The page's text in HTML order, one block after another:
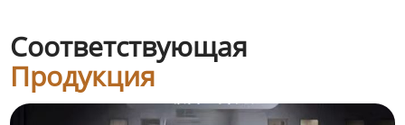
Соответствующая
Продукция